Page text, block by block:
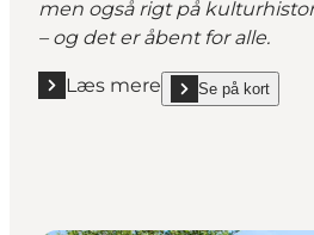
men også rigt på
– og det er åbent for alle.
Læs mere
Læs mere "Vandrerute ved
Se på kort
show Vandrerute